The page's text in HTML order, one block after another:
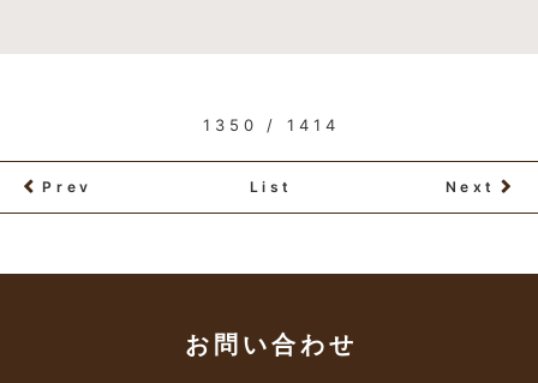
1350 / 1414
Prev List Next
お問い合わせ